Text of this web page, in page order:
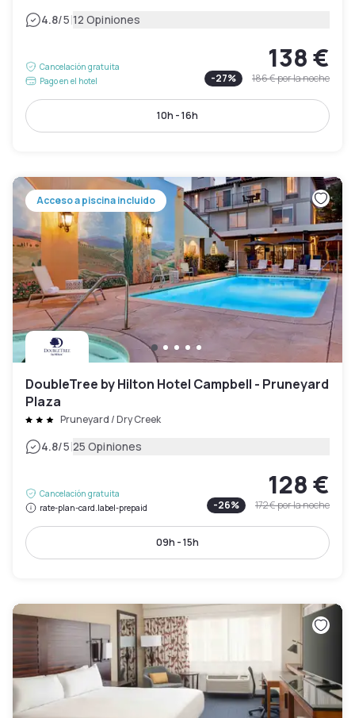
4.8/5|12 Opiniones
Cancelación gratuita
Pago en el hotel
138 €
-27% 186 €por la noche
10h - 16h
Acceso a piscina incluido
DoubleTree by Hilton Hotel Campbell - Pruneyard
Plaza
Pruneyard / Dry Creek
4.8/5|25 Opiniones
Cancelación gratuita
rate-plan-card.label-prepaid
128 €
-26% 172 €por la noche
09h - 15h